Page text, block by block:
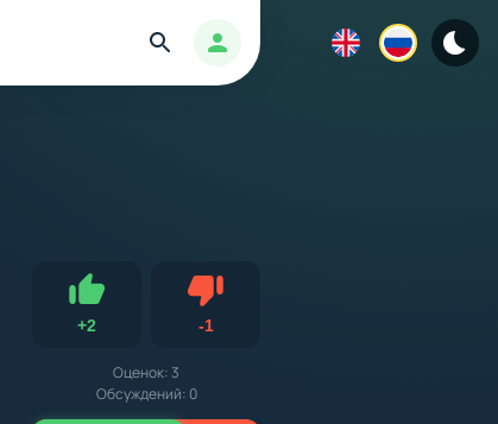
Авторизация
Найти
+2
Нравится
-1
Оценок:3
Обсуждений: 0